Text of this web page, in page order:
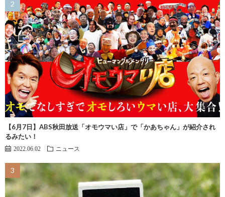
【6月7日】ABS秋田放送「オモウマい店」で「かあちゃん」が紹介され
るみたい！
2022.06.02 ニュース